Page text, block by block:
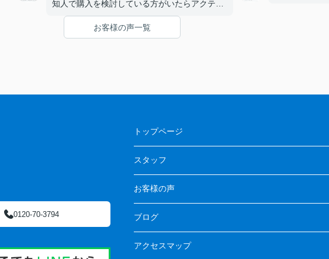
知人で購入を検討している方がいたらアクティ
ブホーム様をオススメしたいと思います。
お客様の声一覧
0120-70-3794
トップページ
スタッフ
お客様の声
ブログ
アクセスマップ